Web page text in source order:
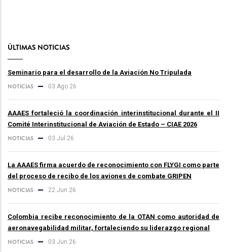
ÚLTIMAS NOTICIAS
Seminario para el desarrollo de la Aviación No Tripulada
NOTICIAS 03 Ago 26
AAAES fortaleció la coordinación interinstitucional durante el II
Comité Interinstitucional de Aviación de Estado – CIAE 2026
NOTICIAS 03 Jul 26
La AAAES firma acuerdo de reconocimiento con FLYGI como parte
del proceso de recibo de los aviones de combate GRIPEN
NOTICIAS 22 Jun 26
Colombia recibe reconocimiento de la OTAN como autoridad de
aeronavegabilidad militar, fortaleciendo su liderazgo regional
NOTICIAS 03 Jun 26